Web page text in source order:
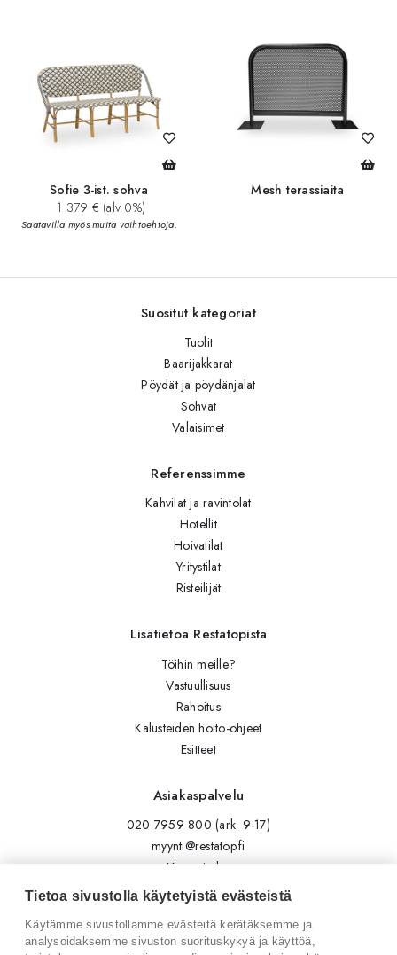
Sofie 3-ist. sohva
1 379 € (alv 0%)
Saatavilla myös muita vaihtoehtoja.
Mesh terassiaita
Suositut kategoriat
Tuolit
Baarijakkarat
Pöydät ja pöydänjalat
Sohvat
Valaisimet
Referenssimme
Kahvilat ja ravintolat
Hotellit
Hoivatilat
Yritystilat
Risteilijät
Lisätietoa Restatopista
Töihin meille?
Vastuullisuus
Rahoitus
Kalusteiden hoito-ohjeet
Esitteet
Asiakaspalvelu
020 7959 800 (ark. 9-17)
myynti@restatop.fi
Yhteystiedot
Lähetä viesti
Seuraa meitä
Tietoa sivustolla käytetyistä evästeistä
Käytämme sivustollamme evästeitä kerätäksemme ja
analysoidaksemme sivuston suorituskykyä ja käyttöä,